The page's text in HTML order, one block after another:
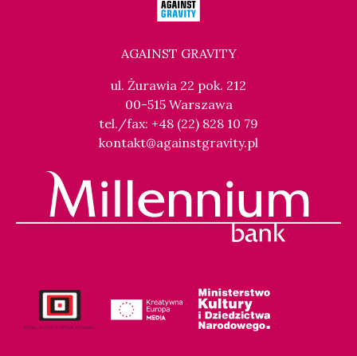
AGAINST GRAVITY
ul. Żurawia 22 pok. 212
00-515 Warszawa
tel./fax: +48 (22) 828 10 79
kontakt@againstgravity.pl